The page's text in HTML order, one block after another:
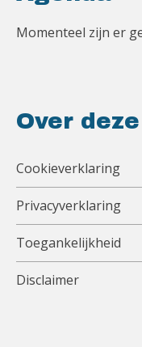
Momenteel zijn er
Over
Cookieverklaring
Privacyverklaring
Toegankelijkheid
Disclaimer